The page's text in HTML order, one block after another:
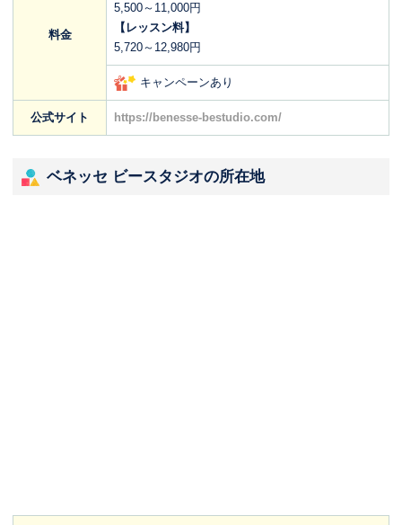
料金
5,500～11,000円
【レッスン料】
5,720～12,980円
キャンペーンあり
公式サイト https://benesse-bestudio.com/
ベネッセ ビースタジオの所在地